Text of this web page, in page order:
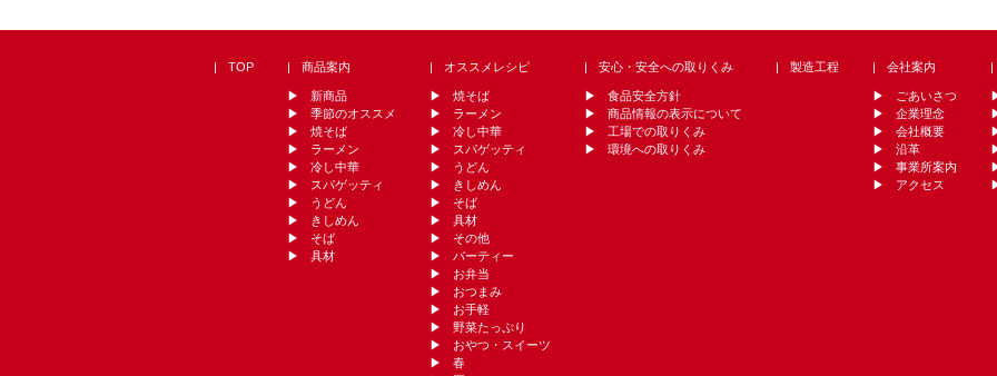
TOP 商品案内
新商品
季節のオススメ
焼そば
ラーメン
冷し中華
スパゲッティ
うどん
きしめん
そば
具材
オススメレシピ
焼そば
ラーメン
冷し中華
スパゲッティ
うどん
きしめん
そば
具材
その他
パーティー
お弁当
おつまみ
お手軽
野菜たっぷり
おやつ・スイーツ
春
安心・安全への取りくみ
食品安全方針
商品情報の表示について
工場での取りくみ
環境への取りくみ
製造工程 会社案内
ごあいさつ
企業理念
会社概要
沿革
事業所案内
アクセス